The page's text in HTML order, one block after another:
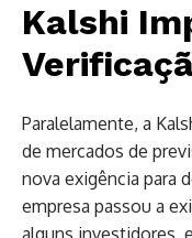
Kalshi
Paralelamente, a
de mercados de
nova exigência para
empresa passou a